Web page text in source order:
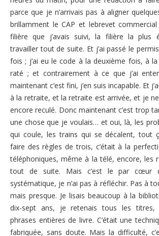
parce que je n’arrivais pas à aligner
brillamment le CAP et lebrevet commercial
filière que j’avais suivi, la filière la plus
travailler tout de suite. Et j’ai passé le
fois ; j’ai eu le code à la deuxième fois, à
raté ; et contrairement à ce que j’ai
maintenant c’est fini, j’en suis incapable. Et
à la retraite, et la retraite est arrivée, et je ne
encore reculé. Donc maintenant c’est trop
une chose que je voulais… et oui, là, les
qui coule, les trains qui se décalent, tout
faire des règles de trois, c’était à la
téléphoniques, même à la télé, encore, les
tout de suite. Mais c’est le par cœur
systématique, je n’ai pas à réfléchir. Pas à
mais presque. Je lisais beaucoup à la
dix-sept ans, je retenais tous les titres,
phrases entières de livre. C’était une
fabriquée, sans doute. Mais la difficulté,